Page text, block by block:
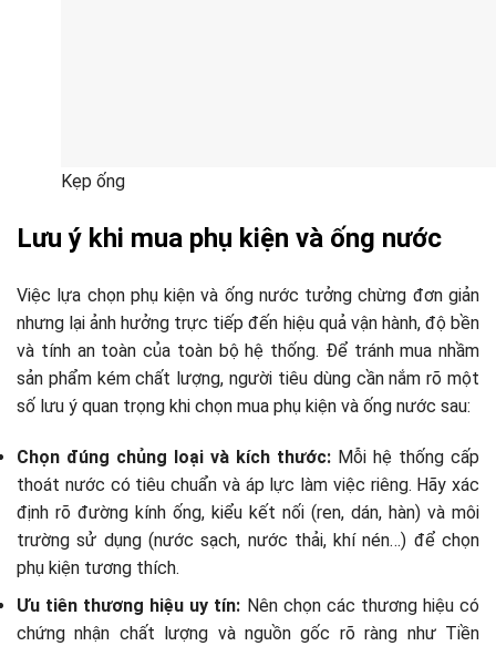
Kẹp ống
Lưu ý khi mua phụ kiện và ống nước
Việc lựa chọn phụ kiện và ống nước tưởng chừng đơn giản
nhưng lại ảnh hưởng trực tiếp đến hiệu quả vận hành, độ bền
và tính an toàn của toàn bộ hệ thống. Để tránh mua nhầm
sản phẩm kém chất lượng, người tiêu dùng cần nắm rõ một
số lưu ý quan trọng khi chọn mua phụ kiện và ống nước sau:
Chọn đúng chủng loại và kích thước: Mỗi hệ thống cấp
thoát nước có tiêu chuẩn và áp lực làm việc riêng. Hãy xác
định rõ đường kính ống, kiểu kết nối (ren, dán, hàn) và môi
trường sử dụng (nước sạch, nước thải, khí nén…) để chọn
phụ kiện tương thích.
Ưu tiên thương hiệu uy tín: Nên chọn các thương hiệu có
chứng nhận chất lượng và nguồn gốc rõ ràng như Tiền